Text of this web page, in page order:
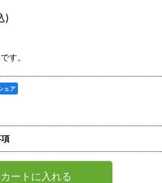
)
す。
ェア
カートに入れる